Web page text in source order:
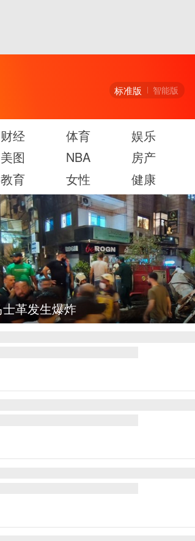
标准版 智能版
财经 体育 娱乐
美图 NBA 房产
教育 女性 健康
图集
云南弥勒：欢庆火把节